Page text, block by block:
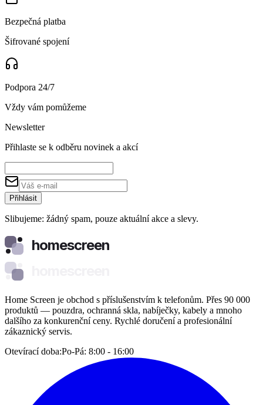
Bezpečná platba
Šifrované spojení
Podpora 24/7
Vždy vám pomůžeme
Newsletter
Přihlaste se k odběru novinek a akcí
Přihlásit
Slibujeme: žádný spam, pouze aktuální akce a slevy.
homescreen
Home Screen je obchod s příslušenstvím k telefonům. Přes 90 000
produktů — pouzdra, ochranná skla, nabíječky, kabely a mnoho
dalšího za konkurenční ceny. Rychlé doručení a profesionální
zákaznický servis.
Otevírací doba:Po-Pá: 8:00 - 16:00